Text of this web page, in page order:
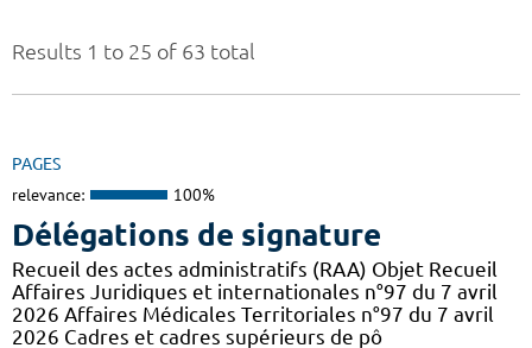
Results 1 to 25 of 63 total
PAGES
relevance: 100%
Délégations de signature
Recueil des actes administratifs (RAA) Objet Recueil
Affaires Juridiques et internationales n°97 du 7 avril
2026 Affaires Médicales Territoriales n°97 du 7 avril
2026 Cadres et cadres supérieurs de pô